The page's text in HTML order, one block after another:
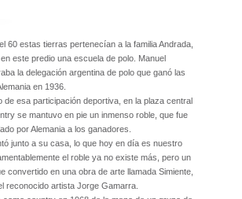
60 estas tierras pertenecían a la familia Andrada,
este predio una escuela de polo. Manuel
la delegación argentina de polo que ganó las
en 1936.
de esa participación deportiva, en la plaza central
se mantuvo en pie un inmenso roble, que fue
por Alemania a los ganadores.
junto a su casa, lo que hoy en día es nuestro
el roble ya no existe más, pero un
convertido en una obra de arte llamada Simiente,
reconocido artista Jorge Gamarra.